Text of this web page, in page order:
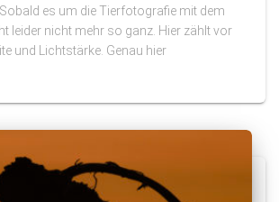
Sobald es um die Tierfotografie mit dem
leider nicht mehr so ganz. Hier zählt vor
und Lichtstärke. Genau hier